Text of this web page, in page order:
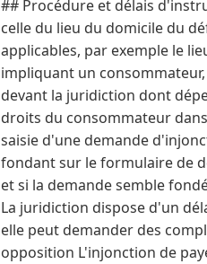
## Procédure et délais
celle du lieu du domicile du
applicables, par exemple le
impliquant un
devant la juridiction dont
droits du consommateur
saisie d'une demande
fondant sur le formulaire de
et si la demande semble
La juridiction dispose d'un
elle peut demander des
opposition L'injonction de